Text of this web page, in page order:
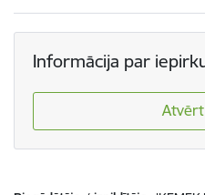
Informācija par
Atvērt